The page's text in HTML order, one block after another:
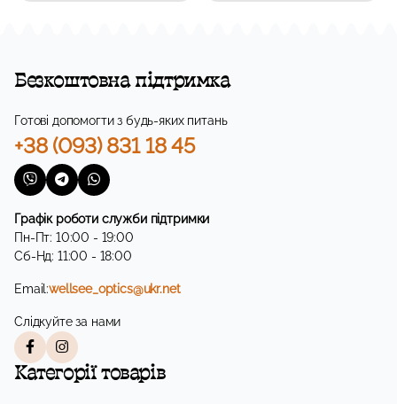
Безкоштовна підтримка
Готові допомогти з будь-яких питань
+38 (093) 831 18 45
Графік роботи служби підтримки
Пн-Пт: 10:00 - 19:00
Сб-Нд: 11:00 - 18:00
Email:wellsee_optics@ukr.net
Слідкуйте за нами
Категорії товарів